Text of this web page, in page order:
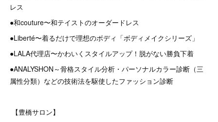
レス
●和couture〜和テイストのオーダードレス
●Liberté〜着るだけで理想のボディ「ボディメイクシリーズ」
●LALA代理店〜かわいくスタイルアップ！脱がない勝負下着
●ANALYSHON～骨格スタイル分析・パーソナルカラー診断（三
属性分類）などの技術法を駆使したファッション診断
【豊橋サロン】